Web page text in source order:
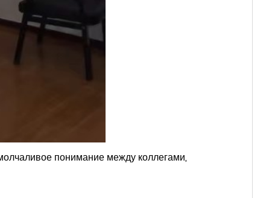
понимание между коллегами,